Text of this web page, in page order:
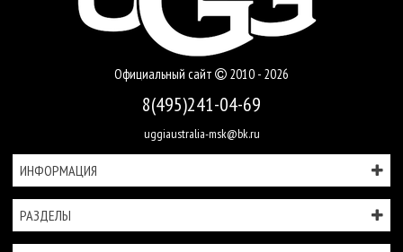
Официальный сайт 2010 - 2026
8(495)241-04-69
uggiaustralia-msk@bk.ru
ИНФОРМАЦИЯ
РАЗДЕЛЫ